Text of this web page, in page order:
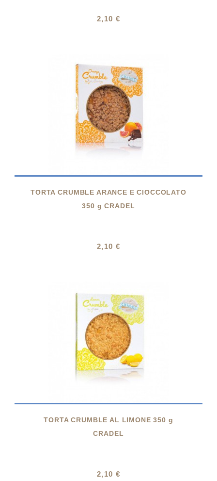
2,10 €
TORTA CRUMBLE ARANCE E CIOCCOLATO
350 g CRADEL
2,10 €
TORTA CRUMBLE AL LIMONE 350 g
CRADEL
2,10 €